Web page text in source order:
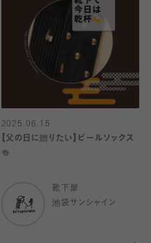
2025.06.15
【父の日に贈りたい】ビールソックス
🍻
靴下屋
池袋サンシャイン